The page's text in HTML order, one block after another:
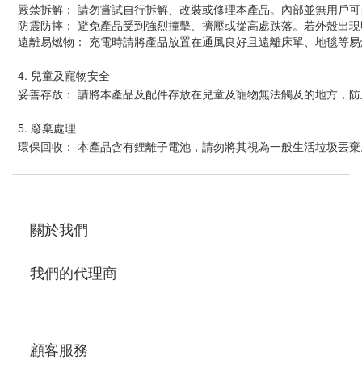
嚴禁拆解： 請勿嘗試自行拆解、改裝或修理本產品。內部並無用戶
防震防摔： 避免產品受到強烈撞擊、擠壓或從高處跌落。若外殼出
遠離易燃物： 充電時請將產品放置在通風良好且遠離床單、地毯等
4. 兒童及寵物安全
妥善存放： 請將本產品及配件存放在兒童及寵物無法觸及的地方，
5. 廢棄處理
環保回收： 本產品含有鋰離子電池，請勿將其視為一般生活垃圾丟
關於我們
我們的代理商
顧客服務